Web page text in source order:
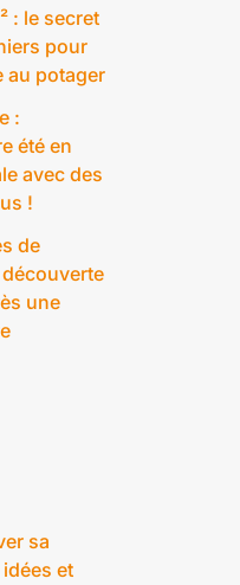
: le secret
pour
au potager
:
été en
avec des
!
de
découverte
une
sa
et